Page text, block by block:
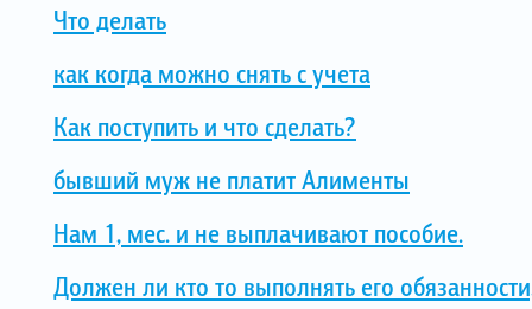
Что делать
как когда можно снять с учета
Как поступить и что сделать?
бывший муж не платит Алименты
Нам 1, мес. и не выплачивают пособие.
Должен ли кто то выполнять его